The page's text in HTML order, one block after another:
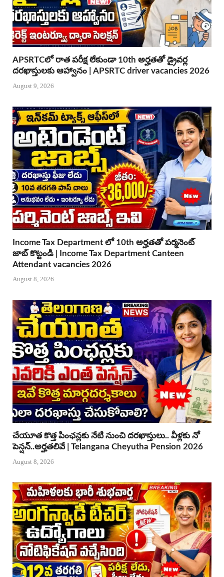
APSRTCలో రాత పరీక్ష లేకుండా 10th అర్హతతో డ్రైవర్ల
దరఖాస్తులకు ఆహ్వానం | APSRTC driver vacancies 2026
August 9, 2026
Income Tax Department లో 10th అర్హతతో పర్మనెంట్
జాబ్ కొట్టండి | Income Tax Department Canteen
Attendant vacancies 2026
August 8, 2026
చేయూత కొత్త పింఛన్లకు నేటి నుంచి దరఖాస్తులు.. వీళ్లకు నో
పెన్షన్..అర్హతలివే | Telangana Cheyutha Pension 2026
August 8, 2026